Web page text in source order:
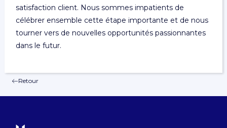
satisfaction client. Nous sommes impatients de
célébrer ensemble cette étape importante et de nous
tourner vers de nouvelles opportunités passionnantes
dans le futur.
Retour